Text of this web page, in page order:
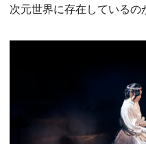
次元世界に存在しているの